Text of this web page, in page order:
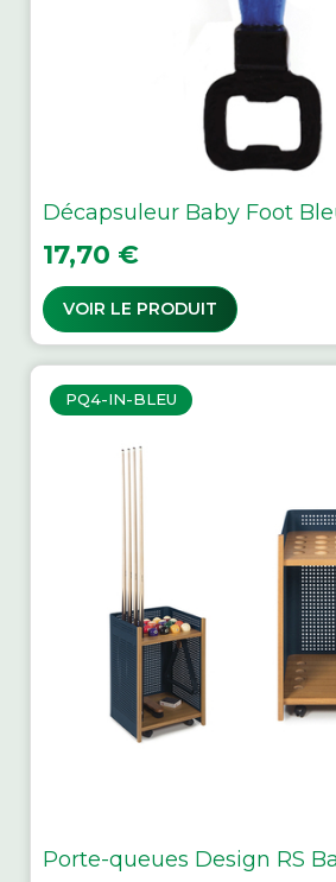
Décapsuleur Baby Foot
Prix
17,70 €
VOIR LE PRODUIT
PQ4-IN-BLEU
Porte-queues Design RS